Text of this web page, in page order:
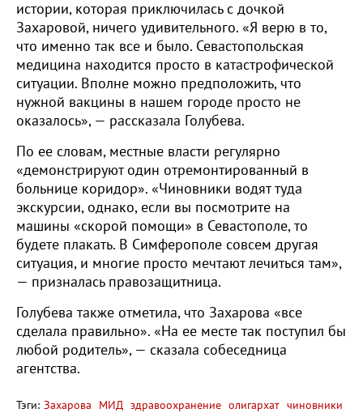
истории, которая приключилась с дочкой
Захаровой, ничего удивительного. «Я верю в то,
что именно так все и было. Севастопольская
медицина находится просто в катастрофической
ситуации. Вполне можно предположить, что
нужной вакцины в нашем городе просто не
оказалось», — рассказала Голубева.
По ее словам, местные власти регулярно
«демонстрируют один отремонтированный в
больнице коридор». «Чиновники водят туда
экскурсии, однако, если вы посмотрите на
машины «скорой помощи» в Севастополе, то
будете плакать. В Симферополе совсем другая
ситуация, и многие просто мечтают лечиться там»,
— призналась правозащитница.
Голубева также отметила, что Захарова «все
сделала правильно». «На ее месте так поступил бы
любой родитель», — сказала собеседница
агентства.
Тэги: Захарова МИД здравоохранение олигархат чиновники